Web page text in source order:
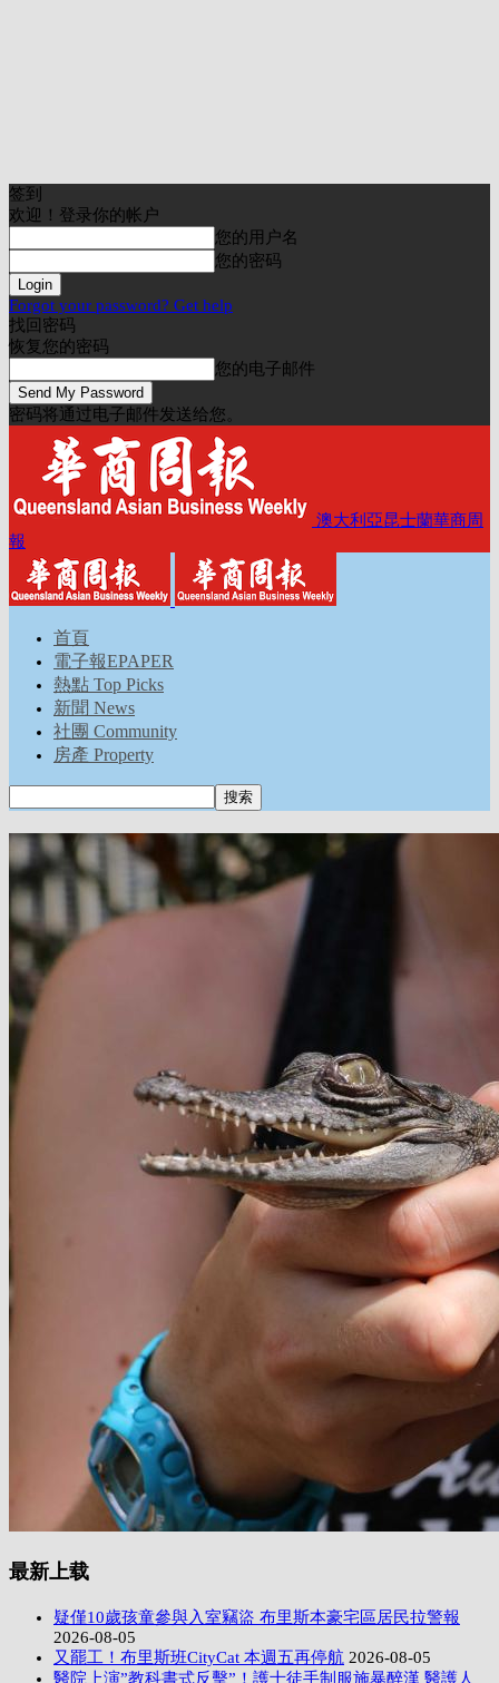
签到
欢迎！登录你的帐户
您的用户名
您的密码
Forgot your password? Get help
找回密码
恢复您的密码
您的电子邮件
密码将通过电子邮件发送给您。
澳大利亞昆士蘭華商周
報
首頁
電子報EPAPER
熱點 Top Picks
新聞 News
社團 Community
房產 Property
最新上载
疑僅10歲孩童參與入室竊盜 布里斯本豪宅區居民拉警報
2026-08-05
又罷工！布里斯班CityCat 本週五再停航 2026-08-05
醫院上演”教科書式反擊”！護士徒手制服施暴醉漢 醫護人